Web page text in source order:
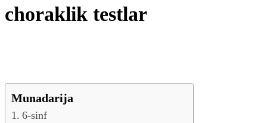
choraklik testlar
Munadarija
6-sinf